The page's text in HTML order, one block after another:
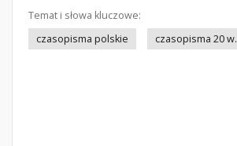
Temat i słowa kluczowe:
czasopisma polskie
czasopisma 20 w.